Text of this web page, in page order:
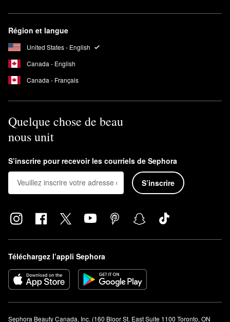
Région et langue
United States - English
Canada - English
Canada - Français
Quelque chose de beau
nous unit
S’inscrire pour recevoir les courriels de Sephora
S’inscrire
Téléchargez l’appli Sephora
Sephora Beauty Canada, Inc. (160 Bloor St. East Suite 1100 Toronto, ON